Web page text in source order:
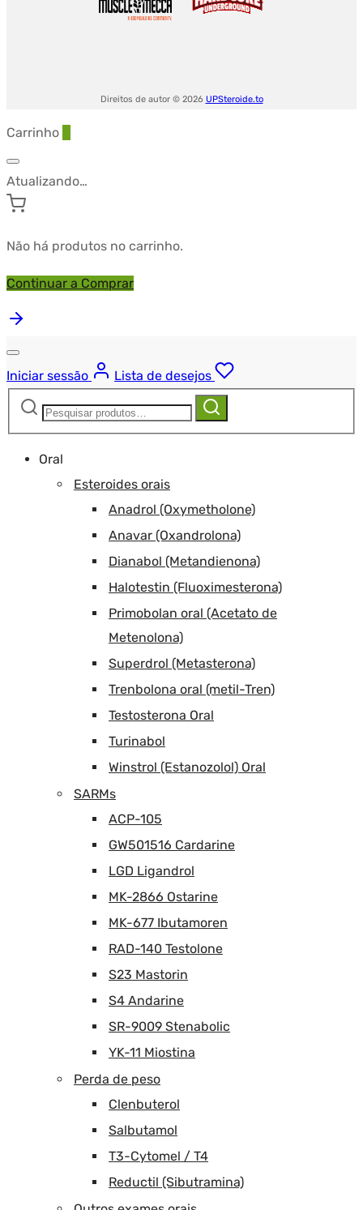
Direitos de autor © 2026 UPSteroide.to
Carrinho
Atualizando…
Não há produtos no carrinho.
Continuar a Comprar
Iniciar sessão
Lista de desejos
Pesquisar
Pesquisa
Oral
Esteroides orais
Anadrol (Oxymetholone)
Anavar (Oxandrolona)
Dianabol (Metandienona)
Halotestin (Fluoximesterona)
Primobolan oral (Acetato de
Metenolona)
Superdrol (Metasterona)
Trenbolona oral (metil-Tren)
Testosterona Oral
Turinabol
Winstrol (Estanozolol) Oral
SARMs
ACP-105
GW501516 Cardarine
LGD Ligandrol
MK-2866 Ostarine
MK-677 Ibutamoren
RAD-140 Testolone
S23 Mastorin
S4 Andarine
SR-9009 Stenabolic
YK-11 Miostina
Perda de peso
Clenbuterol
Salbutamol
T3-Cytomel / T4
Reductil (Sibutramina)